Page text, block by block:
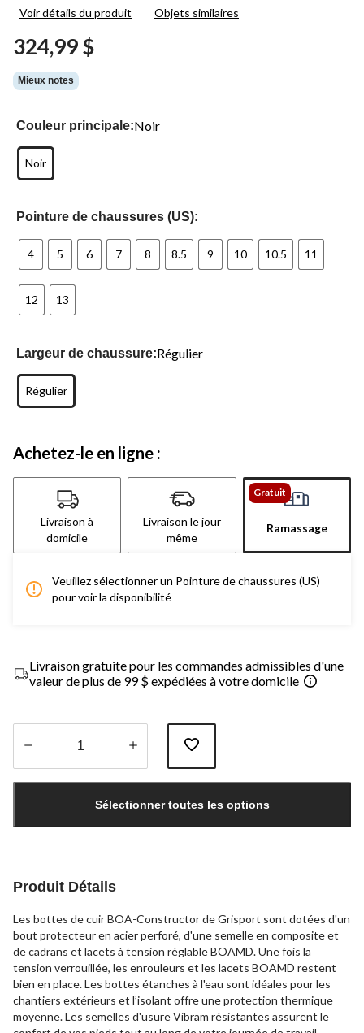
8
Voir détails du produit Objets similaires
324,99 $
Mieux notes
Couleur principale:Noir
Noir
Pointure de chaussures (US):
4 5 6 7 8 8.5 9 10 10.5 11
12 13
Largeur de chaussure:Régulier
Régulier
Achetez-le en ligne :
Livraison à
domicile
Livraison le jour
même
Gratuit
Ramassage
Veuillez sélectionner un Pointure de chaussures (US)
pour voir la disponibilité
Livraison gratuite pour les commandes admissibles d'une
valeur de plus de 99 $ expédiées à votre domicile
jour
Sélectionner toutes les options
Produit Détails
Les bottes de cuir BOA-Constructor de Grisport sont dotées d'un
bout protecteur en acier perforé, d'une semelle en composite et
de cadrans et lacets à tension réglable BOAMD. Une fois la
tension verrouillée, les enrouleurs et les lacets BOAMD restent
bien en place. Les bottes étanches à l'eau sont idéales pour les
chantiers extérieurs et l’isolant offre une protection thermique
moyenne. Les semelles d'usure Vibram résistantes assurent le